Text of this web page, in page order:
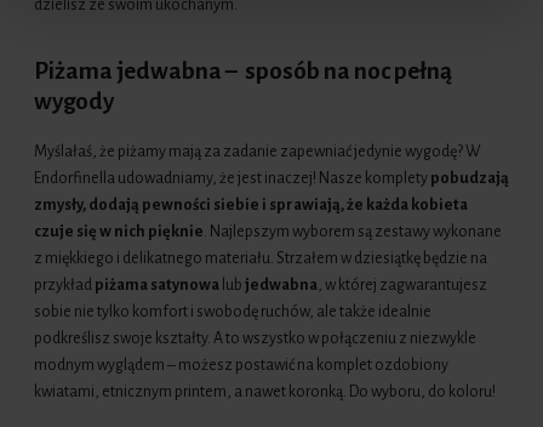
dzielisz ze swoim ukochanym.
Piżama jedwabna – sposób na noc pełną
wygody
Myślałaś, że piżamy mają za zadanie zapewniać jedynie wygodę? W
Endorfinella udowadniamy, że jest inaczej! Nasze komplety pobudzają
zmysły, dodają pewności siebie i sprawiają, że każda kobieta
czuje się w nich pięknie . Najlepszym wyborem są zestawy wykonane
z miękkiego i delikatnego materiału. Strzałem w dziesiątkę będzie na
przykład piżama satynowa lub jedwabna , w której zagwarantujesz
sobie nie tylko komfort i swobodę ruchów, ale także idealnie
podkreślisz swoje kształty. A to wszystko w połączeniu z niezwykle
modnym wyglądem – możesz postawić na komplet ozdobiony
kwiatami, etnicznym printem, a nawet koronką. Do wyboru, do koloru!